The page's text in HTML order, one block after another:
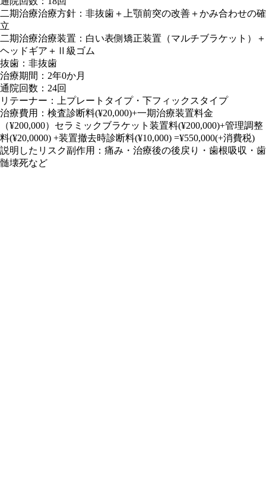
二期治療治療方針：非抜歯＋上顎前突の改善＋かみ合わせの確
立
二期治療治療装置：白い表側矯正装置（マルチブラケット）＋
ヘッドギア＋Ⅱ級ゴム
抜歯：非抜歯
治療期間：2年0か月
通院回数：24回
リテーナー：上プレートタイプ・下フィックスタイプ
治療費用：検査診断料(¥20,000)+一期治療装置料金
（¥200,000）セラミックブラケット装置料(¥200,000)+管理調整
料(¥20,0000) +装置撤去時診断料(¥10,000) =¥550,000(+消費税)
説明したリスク副作用：痛み・治療後の後戻り・歯根吸収・歯
髄壊死など